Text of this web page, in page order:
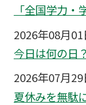
「全国学力
2026年08月01
今日は何の日？
2026年07月29
夏休みを無駄